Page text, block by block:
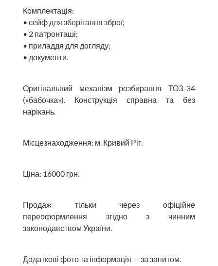
Комплектація:
• сейф для зберігання зброї;
• 2 патронташі;
• приладдя для догляду;
• документи.
Оригінальний механізм розбирання ТОЗ-34
(«бабочка»). Конструкція справна та без
нарікань.
Місцезнаходження: м. Кривий Ріг.
Ціна: 16000 грн.
Продаж тільки через офіційне
переоформлення згідно з чинним
законодавством України.
Додаткові фото та інформація — за запитом.